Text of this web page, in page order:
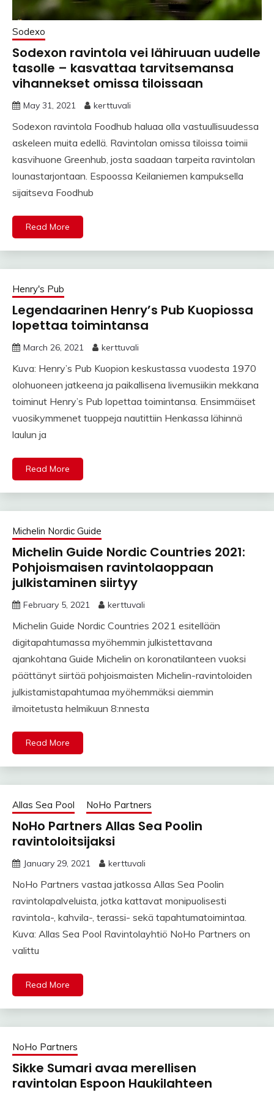
Sodexo
Sodexon ravintola vei lähiruuan uudelle
tasolle – kasvattaa tarvitsemansa
vihannekset omissa tiloissaan
May 31, 2021 kerttuvali
Sodexon ravintola Foodhub haluaa olla vastuullisuudessa
askeleen muita edellä. Ravintolan omissa tiloissa toimii
kasvihuone Greenhub, josta saadaan tarpeita ravintolan
lounastarjontaan. Espoossa Keilaniemen kampuksella
sijaitseva Foodhub
Read More
Henry's Pub
Legendaarinen Henry’s Pub Kuopiossa
lopettaa toimintansa
March 26, 2021 kerttuvali
Kuva: Henry’s Pub Kuopion keskustassa vuodesta 1970
olohuoneen jatkeena ja paikallisena livemusiikin mekkana
toiminut Henry’s Pub lopettaa toimintansa. Ensimmäiset
vuosikymmenet tuoppeja nautittiin Henkassa lähinnä
laulun ja
Read More
Michelin Nordic Guide
Michelin Guide Nordic Countries 2021:
Pohjoismaisen ravintolaoppaan
julkistaminen siirtyy
February 5, 2021 kerttuvali
Michelin Guide Nordic Countries 2021 esitellään
digitapahtumassa myöhemmin julkistettavana
ajankohtana Guide Michelin on koronatilanteen vuoksi
päättänyt siirtää pohjoismaisten Michelin-ravintoloiden
julkistamistapahtumaa myöhemmäksi aiemmin
ilmoitetusta helmikuun 8:nnesta
Read More
Allas Sea Pool NoHo Partners
NoHo Partners Allas Sea Poolin
ravintoloitsijaksi
January 29, 2021 kerttuvali
NoHo Partners vastaa jatkossa Allas Sea Poolin
ravintolapalveluista, jotka kattavat monipuolisesti
ravintola-, kahvila-, terassi- sekä tapahtumatoimintaa.
Kuva: Allas Sea Pool Ravintolayhtiö NoHo Partners on
valittu
Read More
NoHo Partners
Sikke Sumari avaa merellisen
ravintolan Espoon Haukilahteen